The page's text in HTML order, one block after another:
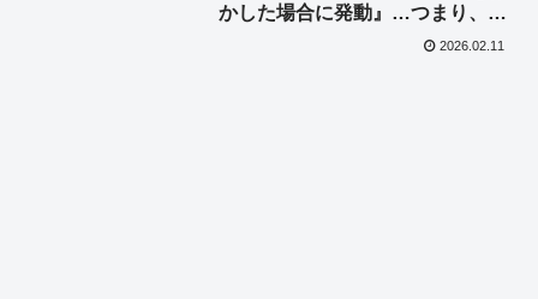
かした場合に発動』…つまり、台
湾侵攻まで行かなくても台湾包囲
2026.02.11